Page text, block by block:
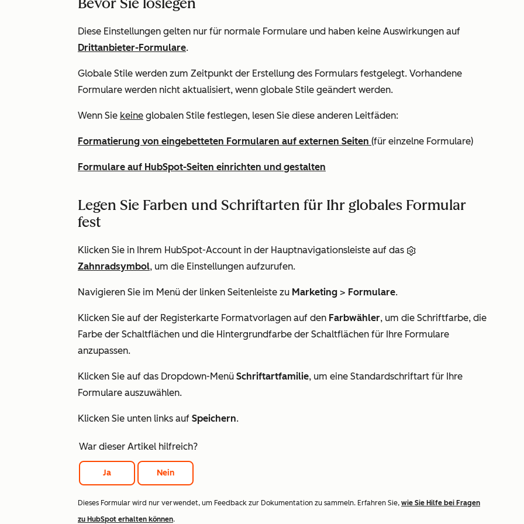
Diese Einstellungen gelten nur für normale Formulare und haben keine Auswirkungen auf
Drittanbieter-Formulare.
Globale Stile werden zum Zeitpunkt der Erstellung des Formulars festgelegt. Vorhandene
Formulare werden nicht aktualisiert, wenn globale Stile geändert werden.
Wenn Sie keine globalen Stile festlegen, lesen Sie diese anderen Leitfäden:
Formatierung von eingebetteten Formularen auf externen Seiten (für einzelne Formulare)
Formulare auf HubSpot-Seiten einrichten und gestalten
Legen Sie Farben und Schriftarten für Ihr globales Formular
fest
Klicken Sie in Ihrem HubSpot-Account in der Hauptnavigationsleiste auf das
Zahnradsymbol, um die Einstellungen aufzurufen.
Navigieren Sie im Menü der linken Seitenleiste zu Marketing > Formulare.
Klicken Sie auf der Registerkarte Formatvorlagen auf den Farbwähler, um die Schriftfarbe, die
Farbe der Schaltflächen und die Hintergrundfarbe der Schaltflächen für Ihre Formulare
anzupassen.
Klicken Sie auf das Dropdown-Menü Schriftartfamilie, um eine Standardschriftart für Ihre
Formulare auszuwählen.
Klicken Sie unten links auf Speichern.
War dieser Artikel hilfreich?
Ja Nein
Dieses Formular wird nur verwendet, um Feedback zur Dokumentation zu sammeln. Erfahren Sie, wie Sie Hilfe bei Fragen
zu HubSpot erhalten können.